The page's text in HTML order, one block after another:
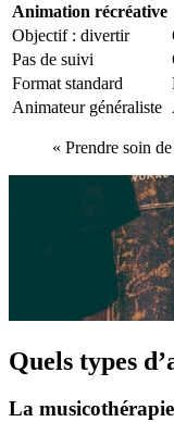
Animation récréative
Objectif : divertir
Pas de suivi
Format standard
Animateur généraliste
« Prendre soin
Quels types
La